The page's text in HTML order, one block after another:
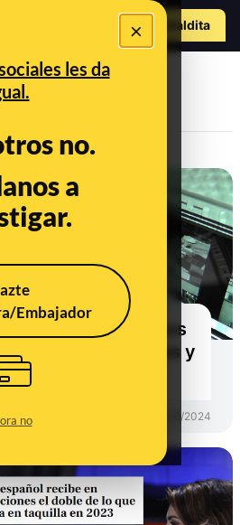
×
les da
no.
a
Embajador
no
Hazte Maldito
a
los mitos que nos
de las películas y
ciertos
13/08/2024